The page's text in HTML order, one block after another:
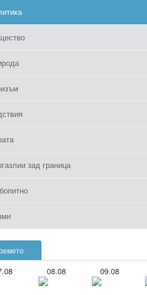
зад граница
08.08 09.08